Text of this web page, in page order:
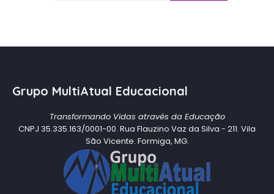
Grupo MultiAtual Educacional
Transformando Vidas através da Educação
CNPJ 35.335.163/0001-00. Rua Flauzino Vaz da Silva - 211. Vila
São Vicente. Formiga, MG.